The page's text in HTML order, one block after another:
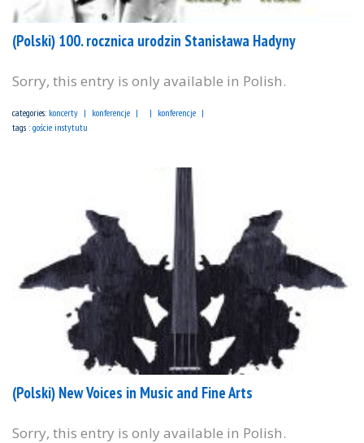
(Polski) 100. rocznica urodzin Stanisława Hadyny
Sorry, this entry is only available in Polish.
categories: koncerty konferencje
konferencje
tags : goście instytutu
(Polski) New Voices in Music and Fine Arts
Sorry, this entry is only available in Polish.